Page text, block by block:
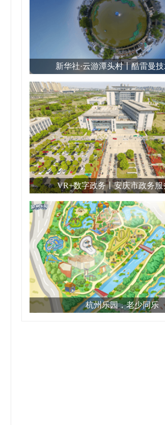
新华社·云游潭头村丨酷雷曼
VR+数字政务丨安庆市政务服
杭州乐园，老少同乐